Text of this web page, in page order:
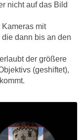
nicht auf das Bild
mit
dann bis an den
der größere
(geshiftet),